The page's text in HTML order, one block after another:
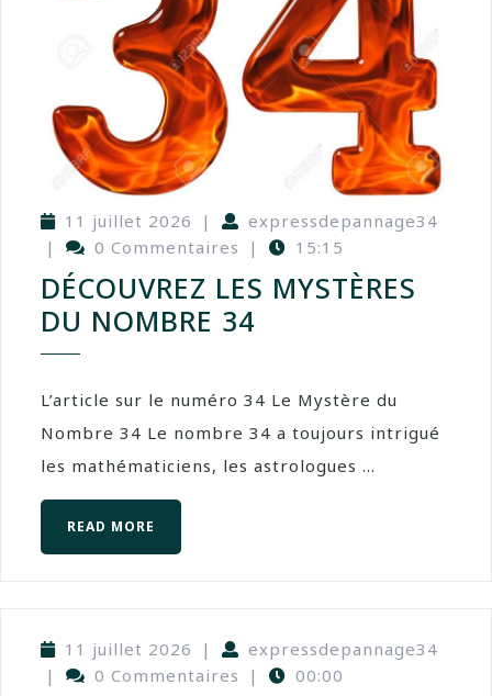
11 juillet 2026 |
expressdepannage34
|
0 Commentaires | 15:15
DÉCOUVREZ LES MYSTÈRES
DU NOMBRE 34
L’article sur le numéro 34 Le Mystère du
Nombre 34 Le nombre 34 a toujours intrigué
les mathématiciens, les astrologues ...
READ MORE
11 juillet 2026 |
expressdepannage34
|
0 Commentaires | 00:00